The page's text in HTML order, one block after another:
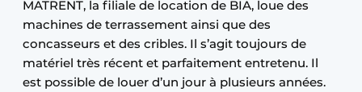
MATRENT, la filiale de location de BIA, loue des
machines de terrassement ainsi que des
concasseurs et des cribles. Il s’agit toujours de
matériel très récent et parfaitement entretenu. Il
est possible de louer d’un jour à plusieurs années.